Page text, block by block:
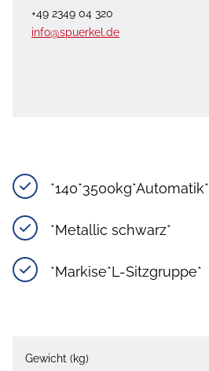
+49 2349 04 320
info@spuerkel.de
*140*3500kg*Automatik*
*Metallic schwarz*
*Markise*L-Sitzgruppe*
Gewicht (kg)